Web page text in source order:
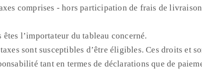
comprises - hors participation de frais de
l’importateur du tableau concerné.
sont susceptibles d’être éligibles. Ces droits et
tant en termes de déclarations que de